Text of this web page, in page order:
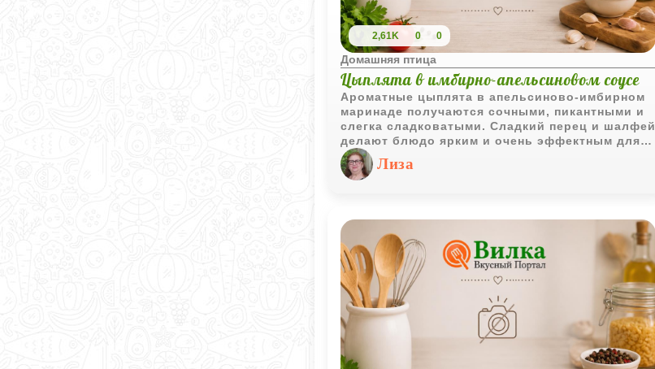
2,61K 0 0
Домашняя птица
Цыплята в имбирно-апельсиновом соусе
Ароматные цыплята в апельсиново-имбирном
маринаде получаются сочными, пикантными и
слегка сладковатыми. Сладкий перец и шалфей
делают блюдо ярким и очень эффектным для
подачи.Лиза